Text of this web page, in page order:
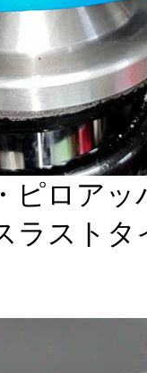
ピロア
ラストタ